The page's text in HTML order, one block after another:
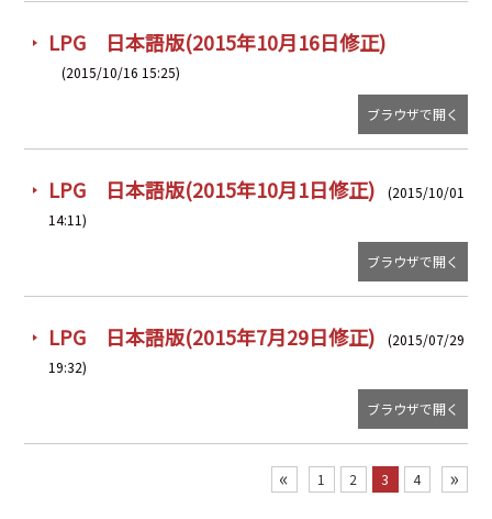
LPG 日本語版(2015年10月16日修正)
(2015/10/16 15:25)
ブラウザで開く
LPG 日本語版(2015年10月1日修正)
(2015/10/01
14:11)
ブラウザで開く
LPG 日本語版(2015年7月29日修正)
(2015/07/29
19:32)
ブラウザで開く
« 1 2 3 4 »